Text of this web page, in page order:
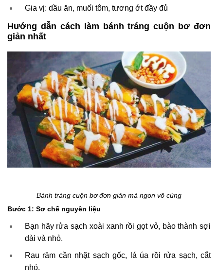
Gia vị: dầu ăn, muối tôm, tương ớt đầy đủ
Hướng dẫn cách làm bánh tráng cuộn bơ đơn
giản nhất
Bánh tráng cuộn bơ đơn giản mà ngon vô cùng
Bước 1: Sơ chế nguyên liệu
Bạn hãy rửa sạch xoài xanh rồi gọt vỏ, bào thành sợi
dài và nhỏ.
Rau răm cần nhặt sạch gốc, lá úa rồi rửa sạch, cắt
nhỏ.